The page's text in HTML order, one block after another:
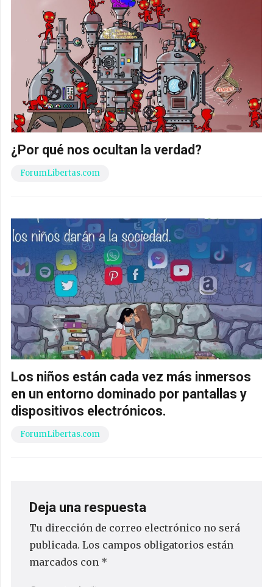
¿Por qué nos ocultan la verdad?
ForumLibertas.com
Los niños están cada vez más inmersos
en un entorno dominado por pantallas y
dispositivos electrónicos.
ForumLibertas.com
Deja una respuesta
Tu dirección de correo electrónico no será
publicada. Los campos obligatorios están
marcados con *